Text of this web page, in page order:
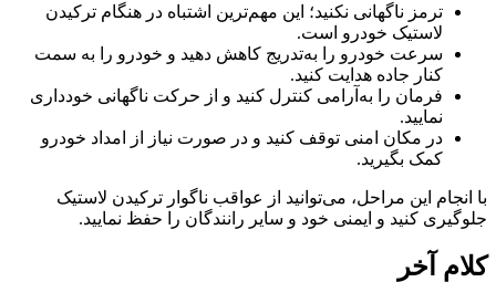
ترمز ناگهانی نکنید؛ این مهم‌ترین اشتباه در هنگام ترکیدن
لاستیک خودرو است.
سرعت خودرو را به‌تدریج کاهش دهید و خودرو را به سمت
کنار جاده هدایت کنید.
فرمان را به‌آرامی کنترل کنید و از حرکت ناگهانی خودداری
نمایید.
در مکان امنی توقف کنید و در صورت نیاز از امداد خودرو
کمک بگیرید.
با انجام این مراحل، می‌توانید از عواقب ناگوار ترکیدن لاستیک
جلوگیری کنید و ایمنی خود و سایر رانندگان را حفظ نمایید.
کلام آخر